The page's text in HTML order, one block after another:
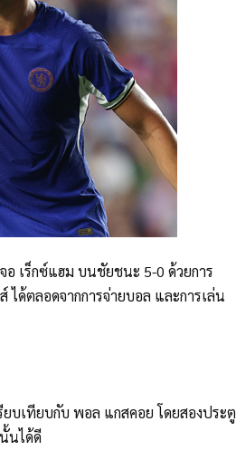
เร็กซ์แฮม บนชัยชนะ 5-0 ด้วยการ
ด้ตลอดจากการจ่ายบอล และการเล่น
บเทียบกับ พอล แกสคอย โดยสองประตู
นได้ดี